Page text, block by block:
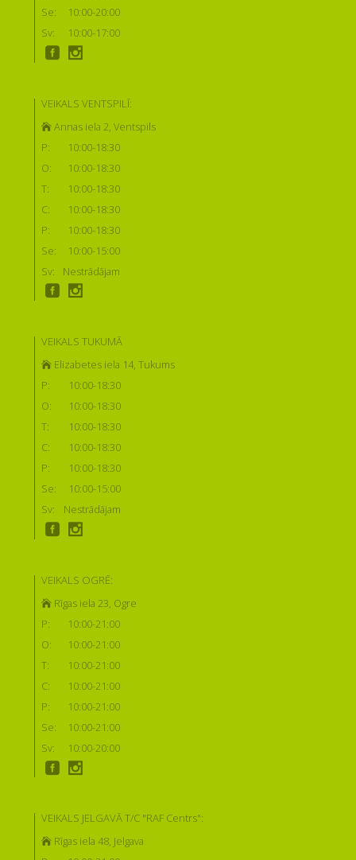
Se:
10:00-20:00
Sv:
10:00-17:00
VEIKALS VENTSPILĪ:
Annas iela 2, Ventspils
P:
10:00-18:30
O:
10:00-18:30
T:
10:00-18:30
C:
10:00-18:30
P:
10:00-18:30
Se:
10:00-15:00
Sv:
Nestrādājam
VEIKALS TUKUMĀ
Elizabetes iela 14, Tukums
P:
10:00-18:30
O:
10:00-18:30
T:
10:00-18:30
C:
10:00-18:30
P:
10:00-18:30
Se:
10:00-15:00
Sv:
Nestrādājam
VEIKALS OGRĒ:
Rīgas iela 23, Ogre
P:
10:00-21:00
O:
10:00-21:00
T:
10:00-21:00
C:
10:00-21:00
P:
10:00-21:00
Se:
10:00-21:00
Sv:
10:00-20:00
VEIKALS JELGAVĀ T/C "RAF Centrs":
Rīgas iela 48, Jelgava